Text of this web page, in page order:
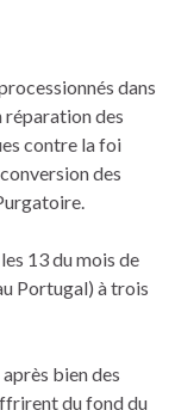
dans
réparation des
contre la foi
des
13 du mois de
Portugal) à trois
bien des
du fond du